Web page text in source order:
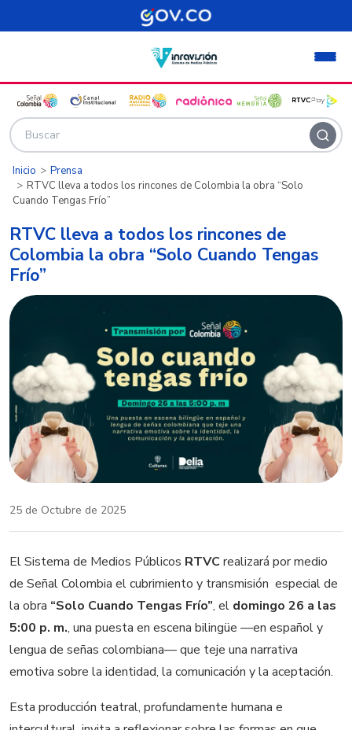
Pasar al contenido principal
Inicio
Prensa
RTVC lleva a todos los rincones de Colombia la obra “Solo
Cuando Tengas Frío”
RTVC lleva a todos los rincones de
Colombia la obra “Solo Cuando Tengas
Frío”
25 de Octubre de 2025
El Sistema de Medios Públicos RTVC realizará por medio
de Señal Colombia el cubrimiento y transmisión especial de
la obra “Solo Cuando Tengas Frío”, el domingo 26 a las
5:00 p. m., una puesta en escena bilingüe —en español y
lengua de señas colombiana— que teje una narrativa
emotiva sobre la identidad, la comunicación y la aceptación.
Esta producción teatral, profundamente humana e